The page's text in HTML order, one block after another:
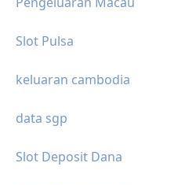
Slot Pulsa
keluaran cambodia
data sgp
Slot Deposit Dana